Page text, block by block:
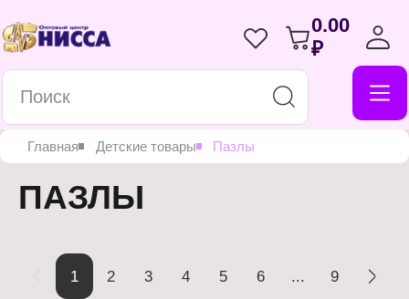
0.00
₽
Главная Детские товары Пазлы
ПАЗЛЫ
1 2 3 4 5 6 ... 9